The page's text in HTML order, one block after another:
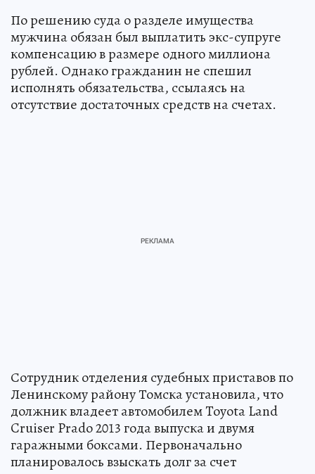
По решению суда о разделе имущества
мужчина обязан был выплатить экс-супруге
компенсацию в размере одного миллиона
рублей. Однако гражданин не спешил
исполнять обязательства, ссылаясь на
отсутствие достаточных средств на счетах.
Сотрудник отделения судебных приставов по
Ленинскому району Томска установила, что
должник владеет автомобилем Toyota Land
Cruiser Prado 2013 года выпуска и двумя
гаражными боксами. Первоначально
планировалось взыскать долг за счет